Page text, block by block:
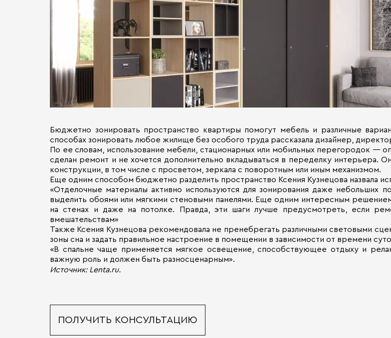
Бюджетно зонировать пространство квартиры помогут мебель и различные
способах зонировать любое жилище без особого труда рассказала дизайнер,
По ее словам, использование мебели, стационарных или мобильных перегородок —
сделан ремонт и не хочется дополнительно вкладываться в переделку интерьера.
конструкции, в том числе с просветом, зеркала с поворотным или иным механизмом.
Еще одним способом бюджетно разделить пространство Ксения Кузнецова назвала
«Отделочные материалы активно используются для зонирования даже
выделить обоями или мягкими стеновыми панелями. Еще одним интересным решением
на стенах и даже на потолке. Правда, эти шаги лучше предусмотреть, если
вмешательствам»
Также Ксения Кузнецова рекомендовала не пренебрегать различными световыми
зоны сна и задать правильное настроение в помещении в зависимости от времени
«В спальне чаще применяется мягкое освещение, способствующее отдыху и
важную роль и должен быть разносценарным».
Источник: Lenta.ru.
ПОЛУЧИТЬ КОНСУЛЬТАЦИЮ